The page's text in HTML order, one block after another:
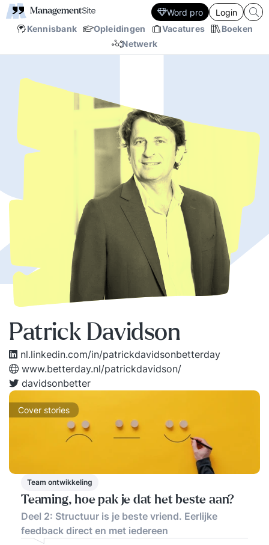
Kennisbank Opleidingen Vacatures
Boeken
Netwerk
Word pro Login
Patrick Davidson
nl.linkedin.com/in/patrickdavidsonbetterday
www.betterday.nl/patrickdavidson/
davidsonbetter
Cover stories
Team ontwikkeling
Teaming, hoe pak je dat het beste aan?
Deel 2: Structuur is je beste vriend. Eerlijke
feedback direct en met iedereen